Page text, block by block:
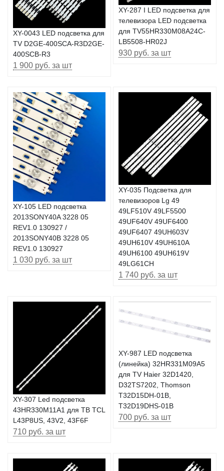
XY-0043 LED подсветка для
TV D2GE-400SCA-R3D2GE-
400SCB-R3
1 900 руб. за шт
XY-287 I LED подсветка для
телевизора LED подсветка
для TV55HR330M08A24C-
LB5508-HR02J
930 руб. за шт
XY-105 LЕD подсветка
2013SONY40A 3228 05
REV1.0 130927 /
2013SONY40B 3228 05
REV1.0 130927
1 030 руб. за шт
XY-035 Подсветка для
телевизоров Lg 49
49LF510V 49LF5500
49UF640V 49UF6400
49UF6407 49UH603V
49UH610V 49UH610A
49UH6100 49UH619V
49LG61CH
1 740 руб. за шт
XY-307 Led подсветка
43HR330M11A1 для ТВ TCL
L43P8US, 43V2, 43F6F
710 руб. за шт
XY-987 LED подсветка
(линейка) 32HR331M09A5
для TV Haier 32D1420,
D32TS7202, Thomson
T32D15DH-01B,
Т32D19DHS-01B
700 руб. за шт